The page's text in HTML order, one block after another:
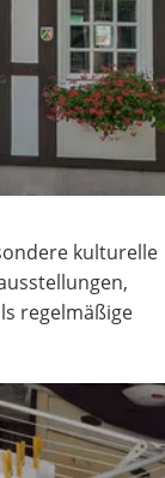
kulturelle
regelmäßige